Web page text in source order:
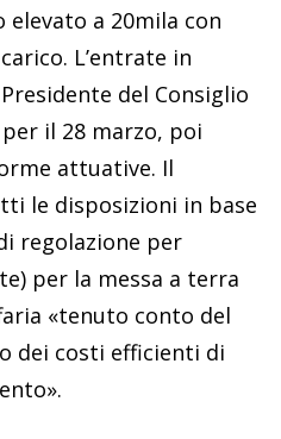
a 20mila con
L’entrate in
del Consiglio
il 28 marzo, poi
attuative. Il
le disposizioni in base
regolazione per
per la messa a terra
«tenuto conto del
dei costi efficienti di